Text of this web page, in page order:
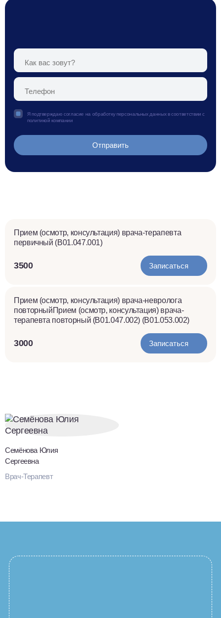
Я подтверждаю согласие на обработку персональных данных в соответствии с
политикой компании
Прием (осмотр, консультация) врача-терапевта
первичный (B01.047.001)
3500 Записаться
Прием (осмотр, консультация) врача-невролога
повторныйПрием (осмотр, консультация) врача-
терапевта повторный (B01.047.002) (B01.053.002)
3000 Записаться
Семёнова Юлия
Сергеевна
Врач-Терапевт